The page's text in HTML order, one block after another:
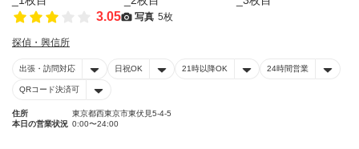
3.05 写真 5枚
探偵・興信所
出張・訪問対応 日祝OK 21時以降OK 24時間営業
QRコード決済可
住所
東京都西東京市東伏見5-4-5
本日の営業状況 0:00〜24:00